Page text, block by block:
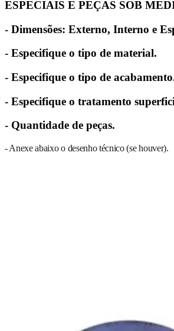
ESPECIAIS E PEÇAS SOB
- Dimensões: Externo, Interno e
- Especifique o tipo de material.
- Especifique o tipo de
- Especifique o tratamento
- Quantidade de peças.
- Anexe abaixo o desenho técnico (se houver).